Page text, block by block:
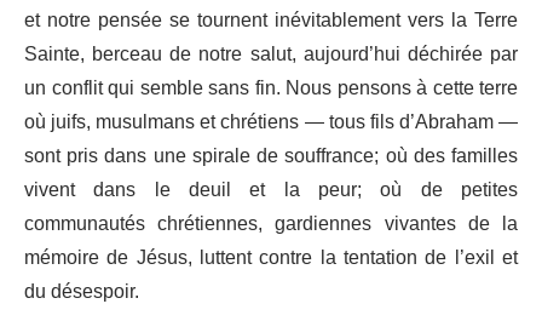
et notre pensée se tournent inévitablement vers la Terre
Sainte, berceau de notre salut, aujourd’hui déchirée par
un conflit qui semble sans fin. Nous pensons à cette terre
où juifs, musulmans et chrétiens — tous fils d’Abraham —
sont pris dans une spirale de souffrance; où des familles
vivent dans le deuil et la peur; où de petites
communautés chrétiennes, gardiennes vivantes de la
mémoire de Jésus, luttent contre la tentation de l’exil et
du désespoir.